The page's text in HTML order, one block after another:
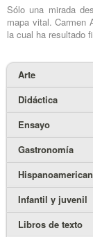
Sólo una mirada
mapa vital. Carmen
la cual ha resultado
Arte
Didáctica
Ensayo
Gastronomía
Infantil y juvenil
Libros de texto